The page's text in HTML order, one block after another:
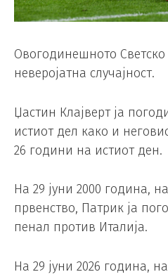
Овогодинешното Светско
неверојатна случајност.
Џастин Клајверт ја
истиот дел како и
26 години на истиот ден.
На 29 јуни 2000 година,
првенство, Патрик ја
пенал против Италија.
На 29 јуни 2026 година,